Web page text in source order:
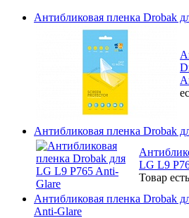
Антибликовая пленка Drobak
Антибликовая пленка Drobak
LG L9
Товар
Антибликовая пленка Drobak
Anti-Glare